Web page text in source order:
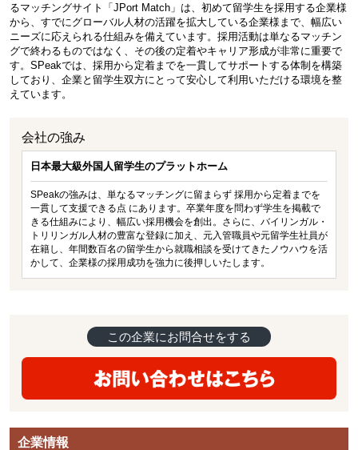
るマッチングサイト「JPort Match」は、初めて留学生を採用する企業様
から、すでにグローバル人材の活躍を拡大している企業様まで、幅広い
ニーズに応えられる仕組みを備えています。採用活動は単なるマッチン
グで終わるものではなく、その後の定着やキャリア形成が非常に重要で
す。SPeakでは、採用から定着までを一貫してサポートする体制を構築
しており、企業と留学生双方にとって安心して利用いただける環境を整
えています。
会社の強み
日本最大級外国人留学生のプラットホーム
SPeakの強みは、単なるマッチングに留まらず 採用から定着までを
一貫して支援できる点 にあります。卒業年度を問わず学生を掲載で
きる仕組みにより、幅広い採用機会を創出。さらに、バイリンガル・
トリリンガル人材の豊富な登録に加え、元入管職員や元留学生社員が
在籍し、年間数百名の留学生から就職相談を受けてきたノウハウを活
かして、企業様の採用成功を強力に後押しいたします。
この企業にお問合せをする
企業情報